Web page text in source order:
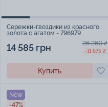
Сережки-гвоздики из красного
золота с агатом - 796979
14 585 грн 26 260 ₴
-11 675 ₴
Купить
New
-47%